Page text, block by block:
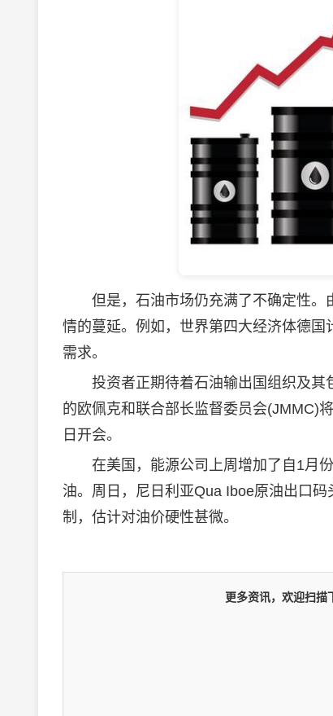
但是，石油市场仍充满了不确定性。
情的蔓延。例如，世界第四大经济体德
需求。
投资者正期待着石油输出国组织及其
的欧佩克和联合部长监督委员会(JMMC)
日开会。
在美国，能源公司上周增加了自1月份
油。周日，尼日利亚Qua Iboe原油出口
制，估计对油价硬性甚微。
更多资讯，欢迎扫描